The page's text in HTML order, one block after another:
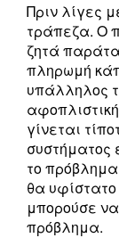
Πριν λίγες
τράπεζα. Ο
ζητά
πληρωμή
υπάλληλος
γίνεται
συστήματος
το
θα υφίστατο
μπορούσε
πρόβλημα.